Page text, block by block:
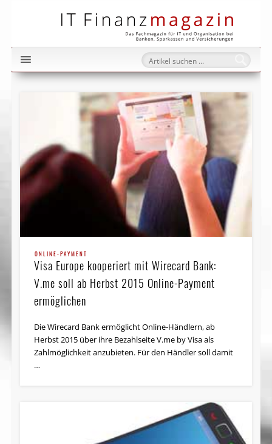
ONLINE-PAYMENT
Visa Europe kooperiert mit Wirecard Bank:
V.me soll ab Herbst 2015 Online-Payment
ermöglichen
Die Wirecard Bank ermöglicht Online-Händlern, ab
Herbst 2015 über ihre Bezahlseite V.me by Visa als
Zahlmöglichkeit anzubieten. Für den Händler soll damit
…